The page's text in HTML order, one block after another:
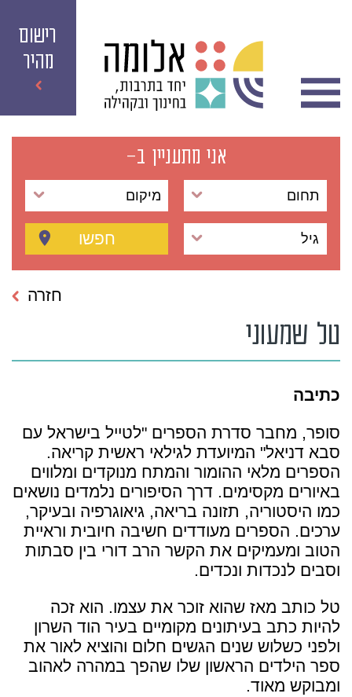
רישום
מהיר
אני מתעניין ב-
תחום מיקום
גיל חפשו
טל שמעוני
חזרה
כתיבה
סופר, מחבר סדרת הספרים "לטייל בישראל עם
סבא דניאל" המיועדת לגילאי ראשית קריאה.
הספרים מלאי ההומור והמתח מנוקדים ומלווים
באיורים מקסימים. דרך הסיפורים נלמדים נושאים
כמו היסטוריה, תזונה בריאה, גיאוגרפיה ובעיקר,
ערכים. הספרים מעודדים חשיבה חיובית וראיית
הטוב ומעמיקים את הקשר הרב דורי בין סבתות
וסבים לנכדות ונכדים.
טל כותב מאז שהוא זוכר את עצמו. הוא זכה
להיות כתב בעיתונים מקומיים בעיר הוד השרון
ולפני כשלוש שנים הגשים חלום והוציא לאור את
ספר הילדים הראשון שלו שהפך במהרה לאהוב
ומבוקש מאוד.